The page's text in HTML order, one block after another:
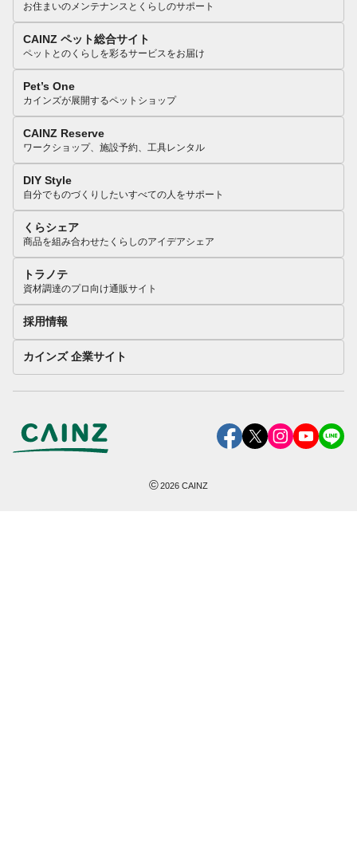
お住まいのメンテナンスとくらしのサポート
CAINZ ペット総合サイト
ペットとのくらしを彩るサービスをお届け
Pet’s One
カインズが展開するペットショップ
CAINZ Reserve
ワークショップ、施設予約、工具レンタル
DIY Style
自分でものづくりしたいすべての人をサポート
くらシェア
商品を組み合わせたくらしのアイデアシェア
トラノテ
資材調達のプロ向け通販サイト
採用情報
カインズ 企業サイト
©2026 CAINZ